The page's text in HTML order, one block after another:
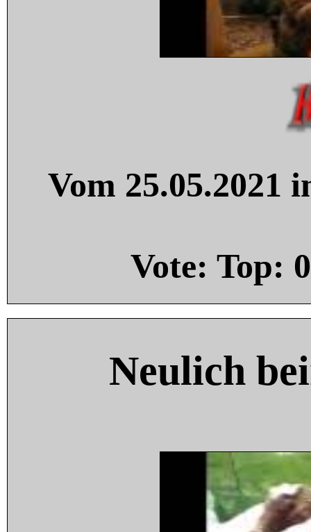
Vom 25.05.2021
Vote: Top: 0
Neulich